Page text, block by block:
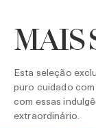
MAIS
Esta seleção
puro cuidado
com essas
extraordinário.